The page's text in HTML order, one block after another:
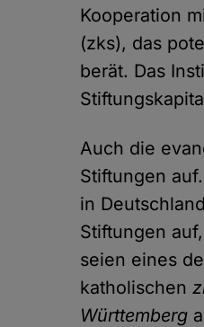
Kooperation
(zks), das
berät. Das
Auch die
Stiftungen
in
Stiftungen
seien eines
katholischen
Württemberg